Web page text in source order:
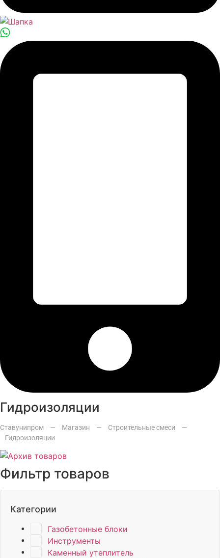
Гидроизоляции
Ставунипром — Магазин — Строительные смеси
—
Гидроизоляции
Фильтр товаров
Категории
Газобетонные блоки
Инструменты
Каменный утеплитель